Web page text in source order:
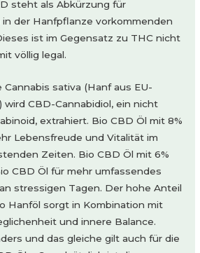
steht als Abkürzung für
in der Hanfpflanze vorkommenden
ist im Gegensatz zu THC nicht
völlig legal.
sativa (Hanf aus EU-
CBD-Cannabidiol, ein nicht
extrahiert. Bio CBD Öl mit 8%
Lebensfreude und Vitalität im
Zeiten. Bio CBD Öl mit 6%
CBD Öl für mehr umfassendes
stressigen Tagen. Der hohe Anteil
Hanföl sorgt in Kombination mit
und innere Balance.
und das gleiche gilt auch für die